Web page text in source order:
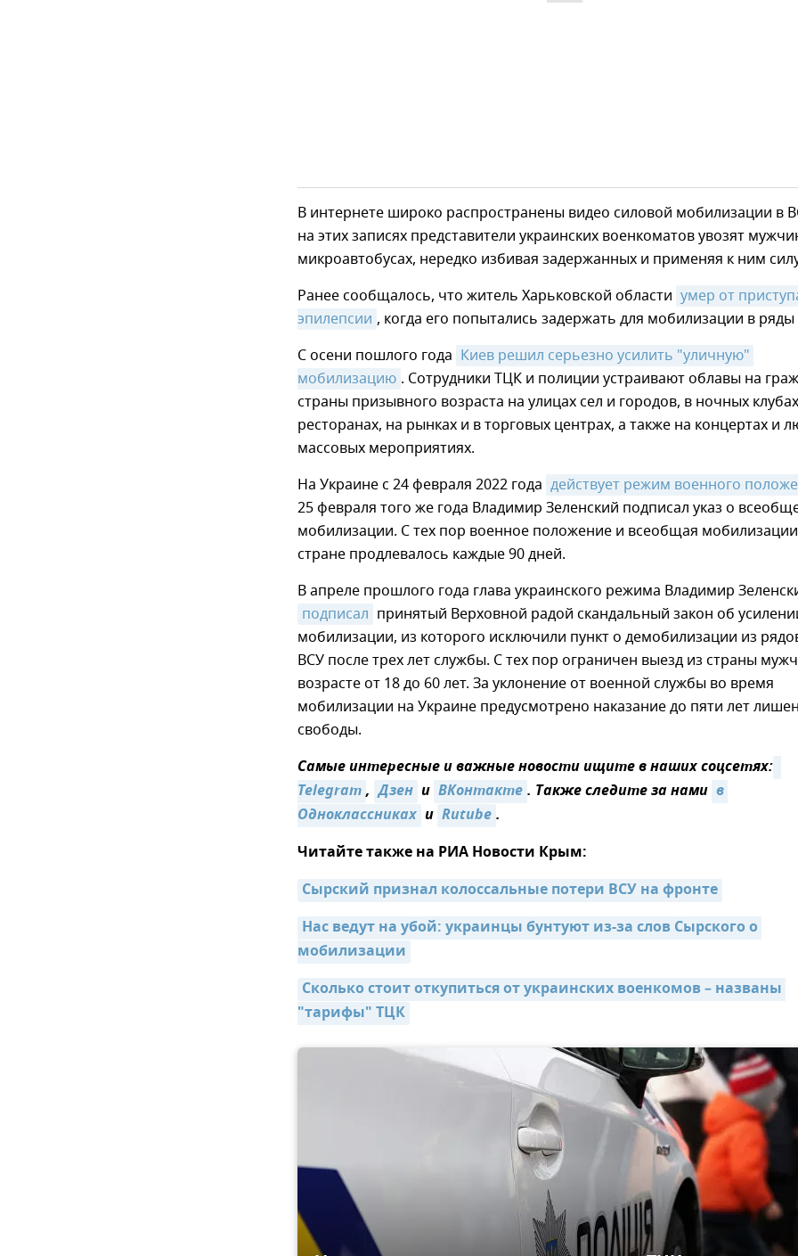
В интернете широко распространены видео силовой мобилизации в
на этих записях представители украинских военкоматов увозят
микроавтобусах, нередко избивая задержанных и применяя к ним
Ранее сообщалось, что житель Харьковской области умер от
эпилепсии , когда его попытались задержать для мобилизации в ряды
С осени пошлого года Киев решил серьезно усилить "уличную"
мобилизацию . Сотрудники ТЦК и полиции устраивают облавы на
страны призывного возраста на улицах сел и городов, в ночных
ресторанах, на рынках и в торговых центрах, а также на концертах и
массовых мероприятиях.
На Украине с 24 февраля 2022 года действует режим военного
25 февраля того же года Владимир Зеленский подписал указ о
мобилизации. С тех пор военное положение и всеобщая
стране продлевалось каждые 90 дней.
В апреле прошлого года глава украинского режима Владимир
подписал принятый Верховной радой скандальный закон об
мобилизации, из которого исключили пункт о демобилизации из
ВСУ после трех лет службы. С тех пор ограничен выезд из страны
возрасте от 18 до 60 лет. За уклонение от военной службы во время
мобилизации на Украине предусмотрено наказание до пяти лет
свободы.
Самые интересные и важные новости ищите в наших соцсетях:
Telegram, Дзен и ВКонтакте. Также следите за нами в
Одноклассниках и Rutube.
Читайте также на РИА Новости Крым:
Сырский признал колоссальные потери ВСУ на фронте
Нас ведут на убой: украинцы бунтуют из-за слов Сырского о
мобилизации
Сколько стоит откупиться от украинских военкомов – названы
"тарифы" ТЦК